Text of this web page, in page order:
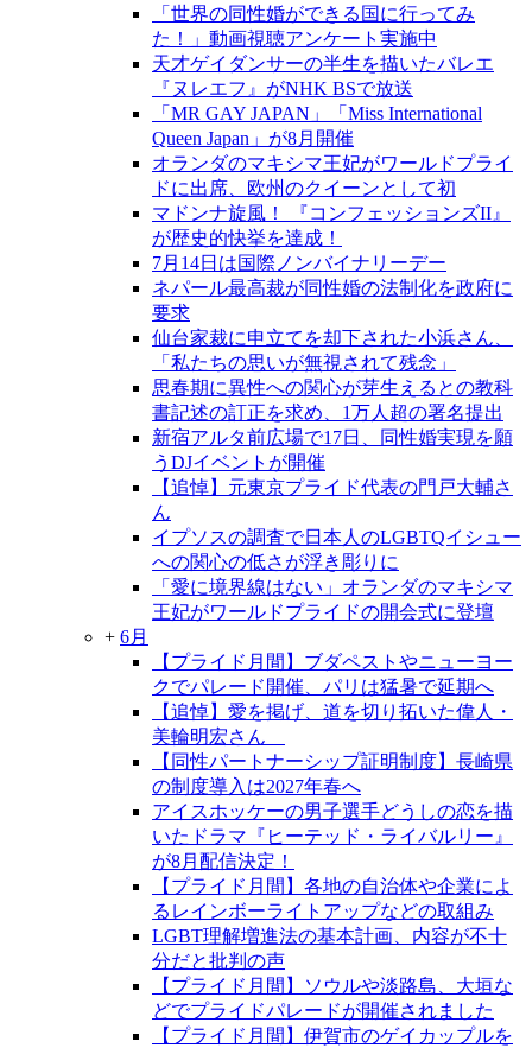
「世界の同性婚ができる国に行ってみ
た！」動画視聴アンケート実施中
天才ゲイダンサーの半生を描いたバレエ
『ヌレエフ』がNHK BSで放送
「MR GAY JAPAN」「Miss International
Queen Japan」が8月開催
オランダのマキシマ王妃がワールドプライ
ドに出席、欧州のクイーンとして初
マドンナ旋風！ 『コンフェッションズII』
が歴史的快挙を達成！
7月14日は国際ノンバイナリーデー
ネパール最高裁が同性婚の法制化を政府に
要求
仙台家裁に申立てを却下された小浜さん、
「私たちの思いが無視されて残念」
思春期に異性への関心が芽生えるとの教科
書記述の訂正を求め、1万人超の署名提出
新宿アルタ前広場で17日、同性婚実現を願
うDJイベントが開催
【追悼】元東京プライド代表の門戸大輔さ
ん
イプソスの調査で日本人のLGBTQイシュー
への関心の低さが浮き彫りに
「愛に境界線はない」オランダのマキシマ
王妃がワールドプライドの開会式に登壇
+ 6月
【プライド月間】ブダペストやニューヨー
クでパレード開催、パリは猛暑で延期へ
【追悼】愛を掲げ、道を切り拓いた偉人・
美輪明宏さん
【同性パートナーシップ証明制度】長崎県
の制度導入は2027年春へ
アイスホッケーの男子選手どうしの恋を描
いたドラマ『ヒーテッド・ライバルリー』
が8月配信決定！
【プライド月間】各地の自治体や企業によ
るレインボーライトアップなどの取組み
LGBT理解増進法の基本計画、内容が不十
分だと批判の声
【プライド月間】ソウルや淡路島、大垣な
どでプライドパレードが開催されました
【プライド月間】伊賀市のゲイカップルを